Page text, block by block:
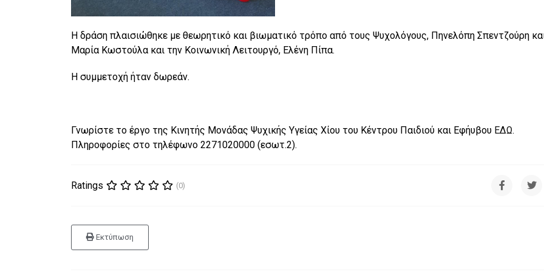
Η δράση πλαισιώθηκε με θεωρητικό και βιωματικό τρόπο από τους Ψυχολόγους, Πηνελόπη Σπεντζούρη
Μαρία Κωστούλα και την Κοινωνική Λειτουργό, Ελένη Πίπα.
Η συμμετοχή ήταν δωρεάν.
Γνωρίστε το έργο της Κινητής Μονάδας Ψυχικής Υγείας Χίου του Κέντρου Παιδιού και Εφήυβου ΕΔΩ.
Πληροφορίες στο τηλέφωνο 2271020000 (εσωτ.2).
Ratings (0)
Εκτύπωση